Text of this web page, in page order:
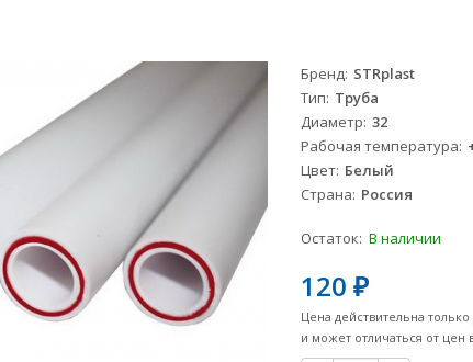
Бренд STRplast
Тип Труба
Диаметр 32
Рабочая температура
Цвет Белый
Страна Россия
Остаток: В наличии
120₽
Цена действительна
и может отличаться от цен